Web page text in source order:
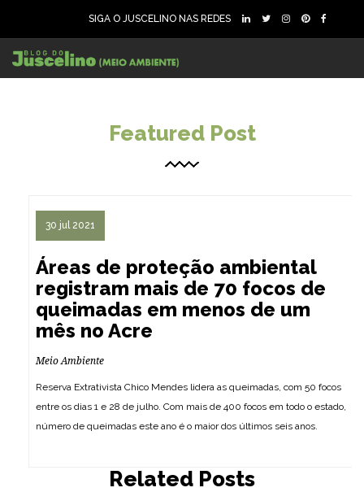
SIGA O JUSCELINO NAS REDES
Featured Post
30 jul 2021
Áreas de proteção ambiental
registram mais de 70 focos de
queimadas em menos de um
mês no Acre
Meio Ambiente
Reserva Extrativista Chico Mendes lidera as queimadas, com 50 focos
entre os dias 1 e 28 de julho. Com mais de 400 focos em todo o estado,
número de queimadas este ano é o maior dos últimos seis anos.
199 4463 0
Related Posts